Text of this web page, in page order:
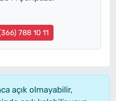
788 10 11
açık olmayabilir,